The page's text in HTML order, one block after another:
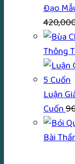
Đạo
Thông
Luận
Cuốn
Bài